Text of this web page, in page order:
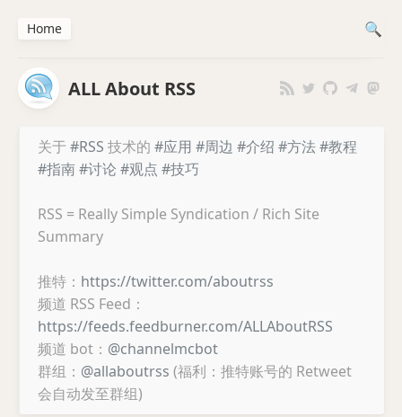
ALL About RSS
关于 #RSS 技术的 #应用 #周边 #介绍 #方法#教程
#指南#讨论 #观点 #技巧
RSS = Really Simple Syndication / Rich Site
Summary
推特： https://twitter.com/aboutrss
频道 RSS Feed：
https://feeds.feedburner.com/ALLAboutRSS
频道 bot： @channelmcbot
群组： @allaboutrss (福利：推特账号的 Retweet
会自动发至群组)
Home